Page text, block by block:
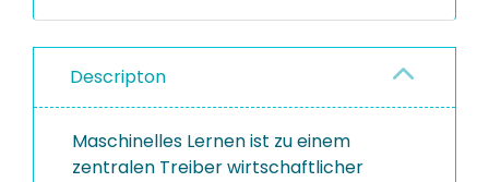
Descripton
Maschinelles Lernen ist zu einem
zentralen Treiber wirtschaftlicher